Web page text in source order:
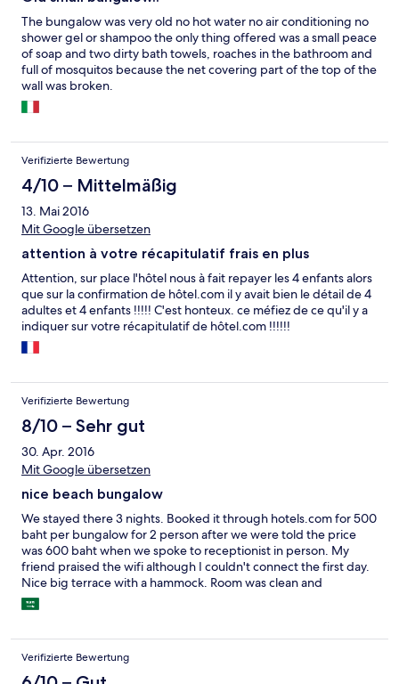
The bungalow was very old no hot water no air conditioning no
shower gel or shampoo the only thing offered was a small peace
of soap and two dirty bath towels, roaches in the bathroom and
full of mosquitos because the net covering part of the top of the
wall was broken.
Verifizierte Bewertung
4/10 – Mittelmäßig
13. Mai 2016
Mit Google übersetzen
attention à votre récapitulatif frais en plus
Attention, sur place l'hôtel nous à fait repayer les 4 enfants alors
que sur la confirmation de hôtel.com il y avait bien le détail de 4
adultes et 4 enfants !!!!! C'est honteux. ce méfiez de ce qu'il y a
indiquer sur votre récapitulatif de hôtel.com !!!!!!
Verifizierte Bewertung
8/10 – Sehr gut
30. Apr. 2016
Mit Google übersetzen
nice beach bungalow
We stayed there 3 nights. Booked it through hotels.com for 500
baht per bungalow for 2 person after we were told the price
was 600 baht when we spoke to receptionist in person. My
friend praised the wifi although I couldn't connect the first day.
Nice big terrace with a hammock. Room was clean and
reasonably spacious, it had a wardrobe and a big bed.
Bungalows are very close to a very nice beach. Stayed there
scooter so distance was not such a problem. Staff was friendly.
The only negative was that the room was not cleaned not even
Verifizierte Bewertung